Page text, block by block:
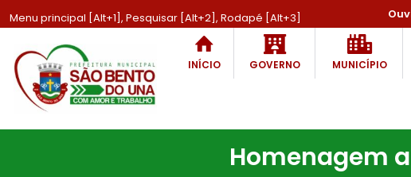
Menu principal [Alt+1], Pesquisar [Alt+2], Rodapé [Alt+3]
INÍCIO GOVERNO MUNICÍPIO
Homenagem